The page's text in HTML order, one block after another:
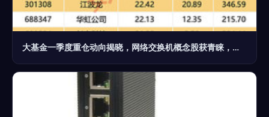
大基金一季度重仓动向揭晓，网络交换机概念股获青睐，多股或现“黄金坑”